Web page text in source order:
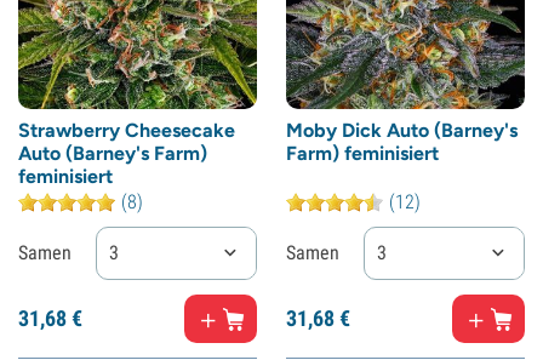
Strawberry Cheesecake
Auto (Barney's Farm)
feminisiert
(8)
Samen 3
31,68€
Moby Dick Auto (Barney's
Farm) feminisiert
(12)
Samen 3
31,68€